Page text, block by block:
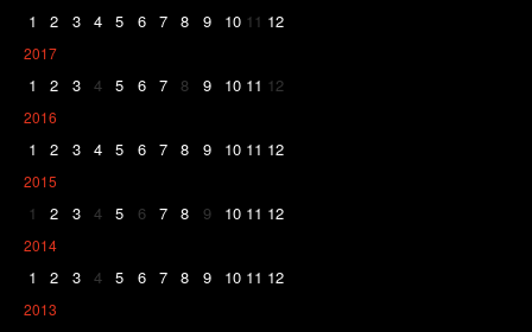
1 2 3 4 5 6 7 8 9 10 11 12
2017
1 2 3 4 5 6 7 8 9 10 11 12
2016
1 2 3 4 5 6 7 8 9 10 11 12
2015
1 2 3 4 5 6 7 8 9 10 11 12
2014
1 2 3 4 5 6 7 8 9 10 11 12
2013